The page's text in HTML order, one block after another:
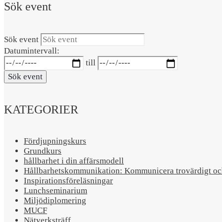
Sök event
Sök event
Datumintervall:
till
Sök event
KATEGORIER
Fördjupningskurs
Grundkurs
hållbarhet i din affärsmodell
Hållbarhetskommunikation: Kommunicera trovärdigt
Inspirationsföreläsningar
Lunchseminarium
Miljödiplomering
MUCF
Nätverksträff